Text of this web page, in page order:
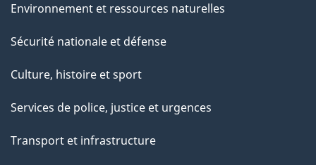
Environnement et ressources naturelles
Sécurité nationale et défense
Culture, histoire et sport
Services de police, justice et urgences
Transport et infrastructure